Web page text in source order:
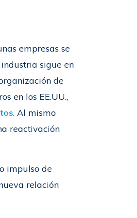
empresas se
sigue en
de
en los EE.UU.,
. Al mismo
reactivación
impulso de
relación